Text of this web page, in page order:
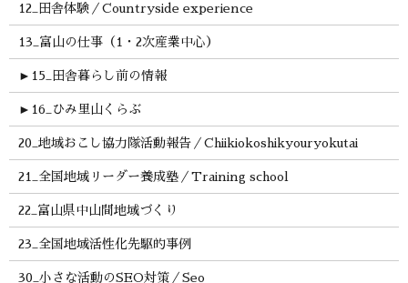
12_田舎体験／Countryside experience
13_富山の仕事（1・2次産業中心）
► 15_田舎暮らし前の情報
► 16_ひみ里山くらぶ
20_地域おこし協力隊活動報告／Chiikiokoshikyouryokutai
21_全国地域リーダー養成塾／Training school
22_富山県中山間地域づくり
23_全国地域活性化先駆的事例
30_小さな活動のSEO対策／Seo